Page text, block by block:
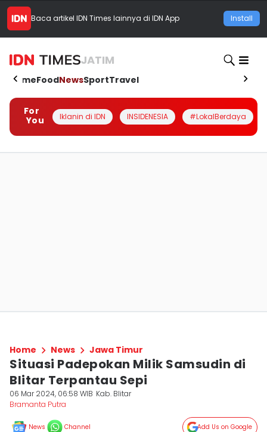
Baca artikel IDN Times lainnya di IDN App Install
JATIM
HomeFoodNewsSportTravel
For
You
Iklanin di IDN INSIDENESIA #LokalBerdaya
Home News Jawa Timur
Situasi Padepokan Milik Samsudin di
Blitar Terpantau Sepi
06 Mar 2024, 06:58 WIB Kab. Blitar
Bramanta Putra
News Channel Add Us on Google